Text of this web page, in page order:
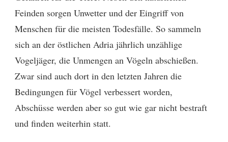
Feinden sorgen Unwetter und der Eingriff von
Menschen für die meisten Todesfälle. So sammeln
sich an der östlichen Adria jährlich unzählige
Vogeljäger, die Unmengen an Vögeln abschießen.
Zwar sind auch dort in den letzten Jahren die
Bedingungen für Vögel verbessert worden,
Abschüsse werden aber so gut wie gar nicht bestraft
und finden weiterhin statt.